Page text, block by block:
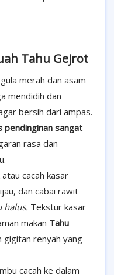
Tahu Gejrot
merah dan asam
mendidih dan
bersih dari ampas.
pendinginan sangat
rasa dan
atau cacah kasar
dan cabai rawit
halus. Tekstur kasar
makan Tahu
renyah yang
cacah ke dalam